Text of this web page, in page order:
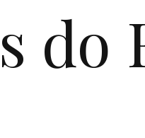
do